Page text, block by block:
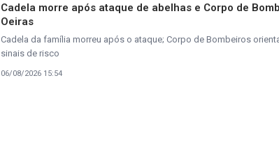
Cadela morre após ataque de abelhas e Corpo de
Oeiras
Cadela da família morreu após o ataque; Corpo de Bombeiros
sinais de risco
06/08/2026 15:54